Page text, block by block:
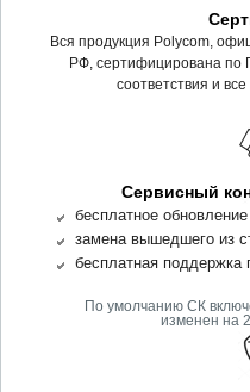
Вся продукция Polycom,
РФ, сертифицирована по
соответствия и
Сервисный
бесплатное
замена вышедшего из
бесплатная поддержка
По умолчанию СК
изменен на